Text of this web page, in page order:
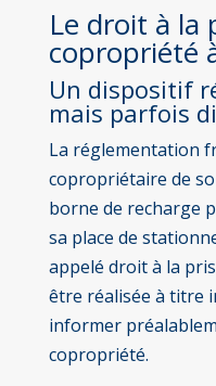
Le droit à la
copropriété
Un dispositif
mais parfois
La réglementation
copropriétaire de
borne de recharge
sa place de
appelé droit à la
être réalisée à titre
informer
copropriété.